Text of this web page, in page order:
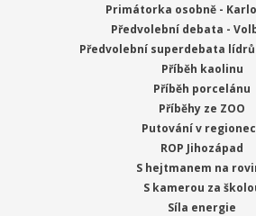
Primátorka osobně -
Předvolební debata -
Předvolební superdebata lídrů
Příběh kaolinu
Příběh porcelánu
Příběhy ze ZOO
Putování v
ROP Jihozápad
S hejtmanem na
S kamerou za
Síla energie